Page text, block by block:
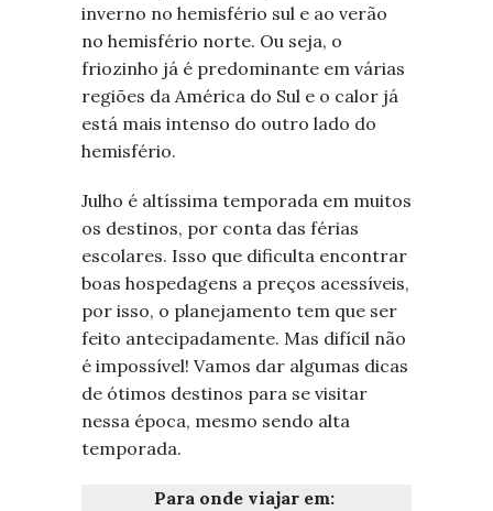
inverno no hemisfério sul e ao verão
no hemisfério norte. Ou seja, o
friozinho já é predominante em várias
regiões da América do Sul e o calor já
está mais intenso do outro lado do
hemisfério.
Julho é altíssima temporada em muitos
os destinos, por conta das férias
escolares. Isso que dificulta encontrar
boas hospedagens a preços acessíveis,
por isso, o planejamento tem que ser
feito antecipadamente. Mas difícil não
é impossível! Vamos dar algumas dicas
de ótimos destinos para se visitar
nessa época, mesmo sendo alta
temporada.
Para onde viajar em: